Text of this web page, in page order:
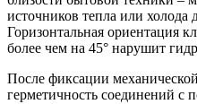
источников тепла или холода
Горизонтальная ориентация
более чем на 45° нарушит
После фиксации
герметичность соединений с